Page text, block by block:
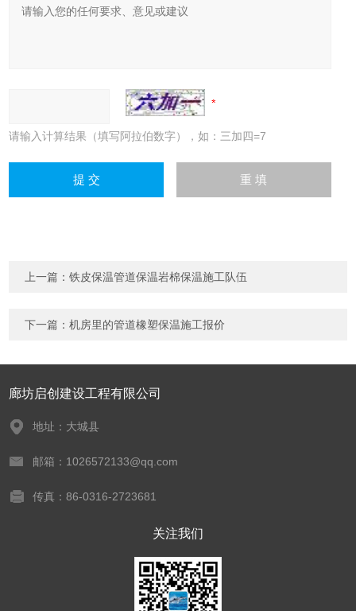
请输入计算结果（填写阿拉伯数字），如：三加四=7
上一篇：铁皮保温管道保温岩棉保温施工队伍
下一篇：机房里的管道橡塑保温施工报价
廊坊启创建设工程有限公司
地址：大城县
邮箱：1026572133@qq.com
传真：86-0316-2723681
关注我们